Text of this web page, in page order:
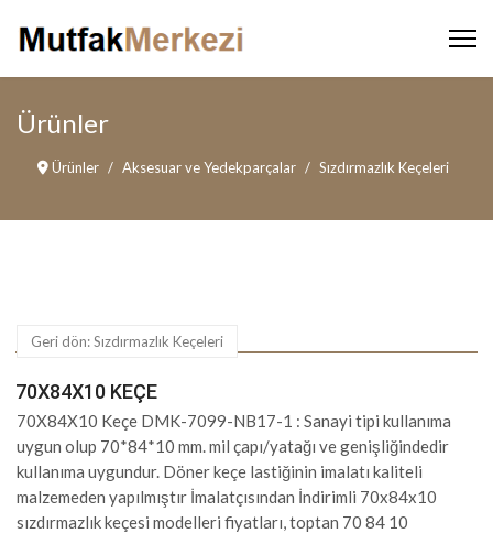
Ürünler
Ürünler Aksesuar ve Yedekparçalar Sızdırmazlık Keçeleri
Geri dön: Sızdırmazlık Keçeleri
70X84X10 KEÇE
70X84X10 Keçe DMK-7099-NB17-1 : Sanayi tipi kullanıma
uygun olup 70*84*10 mm. mil çapı/yatağı ve genişliğindedir
kullanıma uygundur. Döner keçe lastiğinin imalatı kaliteli
malzemeden yapılmıştır İmalatçısından İndirimli 70x84x10
sızdırmazlık keçesi modelleri fiyatları, toptan 70 84 10